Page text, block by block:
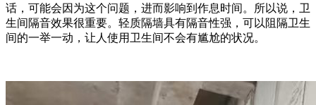
话，可能会因为这个问题，进而影响到作息时间。所以说，卫
生间隔音效果很重要。轻质隔墙具有隔音性强，可以阻隔卫生
间的一举一动，让人使用卫生间不会有尴尬的状况。